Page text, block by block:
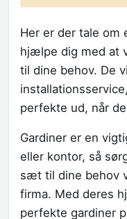
Her er der tale om
hjælpe dig med at
til dine behov. De
perfekte ud, når
Gardiner er en
eller kontor, så
sæt til dine behov
firma. Med deres
perfekte gardiner